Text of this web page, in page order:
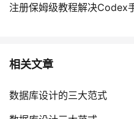
注册保姆级教程解决Codex
相关文章
数据库设计的三大范式